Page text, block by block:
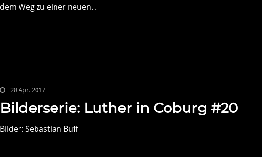
dem Weg zu einer neuen...
28 Apr. 2017
Bilderserie: Luther in Coburg #20
Bilder: Sebastian Buff